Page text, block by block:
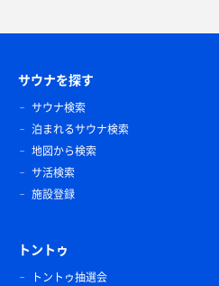
サウナを探す
サウナ検索
泊まれるサウナ検索
地図から検索
サ活検索
施設登録
トントゥ
トントゥ抽選会